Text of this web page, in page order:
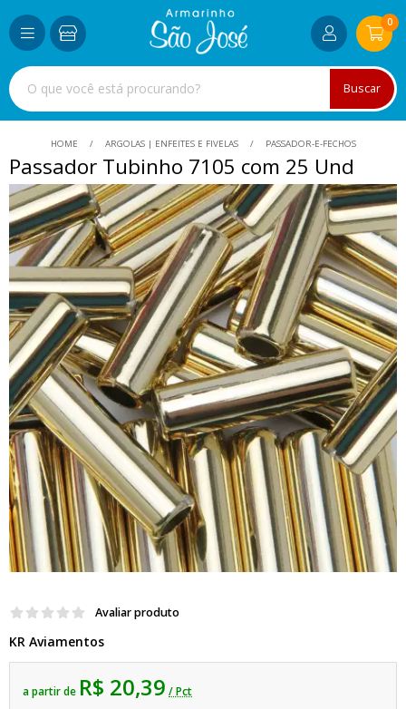
Buscar
0
HOME ARGOLAS | ENFEITES E FIVELAS PASSADOR-E-FECHOS
Passador Tubinho 7105 com 25 Und
Avaliar produto
KR Aviamentos
a partir de R$ 20,39 / Pct